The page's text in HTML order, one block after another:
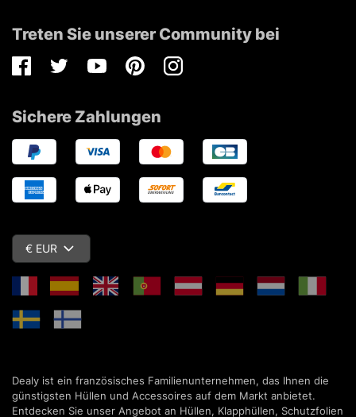
Treten Sie unserer Community bei
FacebookTwitterYoutubePinterestInstagram
Sichere Zahlungen
€ EUR
Dealy ist ein französisches Familienunternehmen, das Ihnen die
günstigsten Hüllen und Accessoires auf dem Markt anbietet.
Entdecken Sie unser Angebot an Hüllen, Klapphüllen, Schutzfolien